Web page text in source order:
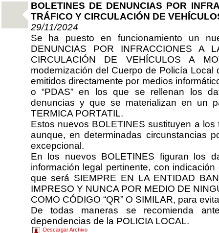
BOLETINES DE DENUNCIAS POR
TRÁFICO Y CIRCULACIÓN DE
29/11/2024
Se ha puesto en funcionamiento un
DENUNCIAS POR INFRACCIONES A
CIRCULACIÓN DE VEHÍCULOS A
modernización del Cuerpo de Policía
emitidos directamente por medios
o “PDAS” en los que se rellenan los
denuncias y que se materializan en un
TERMICA PORTATIL.
Estos nuevos BOLETINES sustituyen a
aunque, en determinadas circunstancias
excepcional.
En los nuevos BOLETINES figuran los
información legal pertinente, con
que será SIEMPRE EN LA ENTIDAD
IMPRESO Y NUNCA POR MEDIO DE
COMO CÓDIGO “QR” O SIMILAR, para
De todas maneras se recomienda
dependencias de la POLICIA LOCAL.
Descargar Archivo